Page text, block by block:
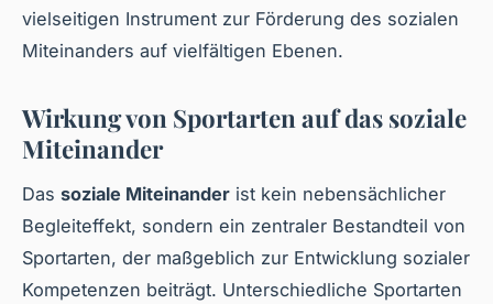
vielseitigen Instrument zur Förderung des sozialen
Miteinanders auf vielfältigen Ebenen.
Wirkung von Sportarten auf das soziale
Miteinander
Das soziale Miteinander ist kein nebensächlicher
Begleiteffekt, sondern ein zentraler Bestandteil von
Sportarten, der maßgeblich zur Entwicklung sozialer
Kompetenzen beiträgt. Unterschiedliche Sportarten